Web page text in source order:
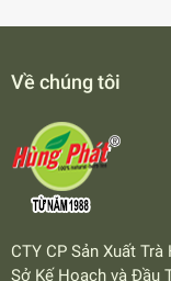
Về chúng tôi
CTY CP Sản Xuất
Sở Kế Hoạch và Đầu